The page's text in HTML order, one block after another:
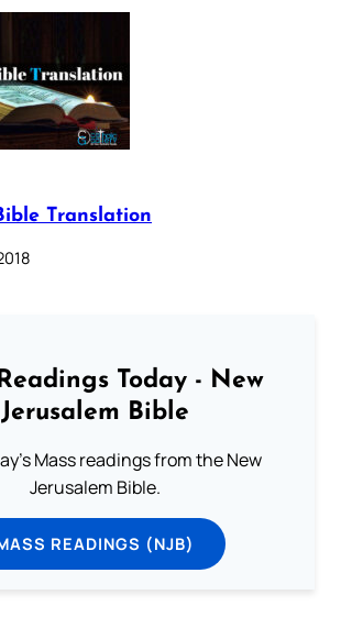
Translation
Today - New
Jerusalem Bible
Mass readings from the New
Jerusalem Bible.
READINGS (NJB)